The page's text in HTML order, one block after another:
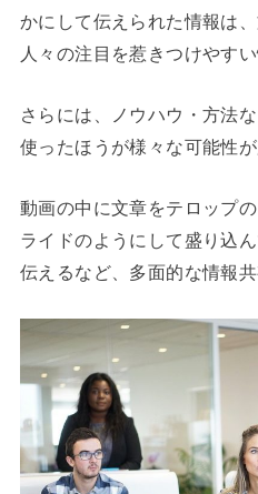
かにして伝えられた情報は
人々の注目を惹きつけやす
さらには、ノウハウ・方法
使ったほうが様々な可能性が
動画の中に文章をテロップ
ライドのようにして盛り込
伝えるなど、多面的な情報